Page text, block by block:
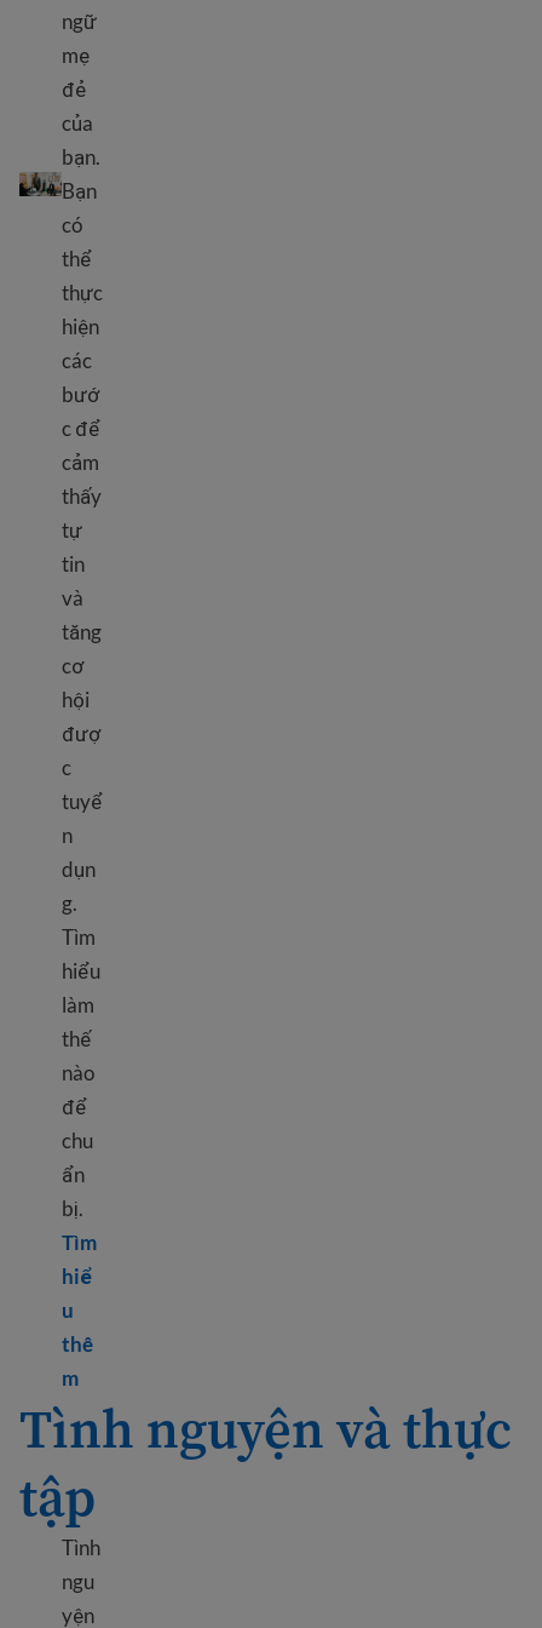
Chuẩn bị cho một cuộc phỏng vấn xin việc
ngữ
mẹ
đẻ
của
bạn.
Bạn
có
thể
thực
hiện
các
bướ
c để
cảm
thấy
tự
tin
và
tăng
cơ
hội
đượ
c
tuyể
n
dụn
g.
Tìm
hiểu
làm
thế
nào
để
chu
ẩn
bị.
Tìm
hiể
u
thê
mLearn more about Prepare for a job interview
Tình nguyện và thực
tập
Tình
ngu
yện